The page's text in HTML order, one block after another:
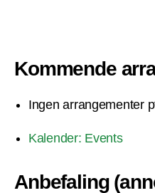
Kommende
Ingen arrangementer
Kalender: Events
Anbefaling